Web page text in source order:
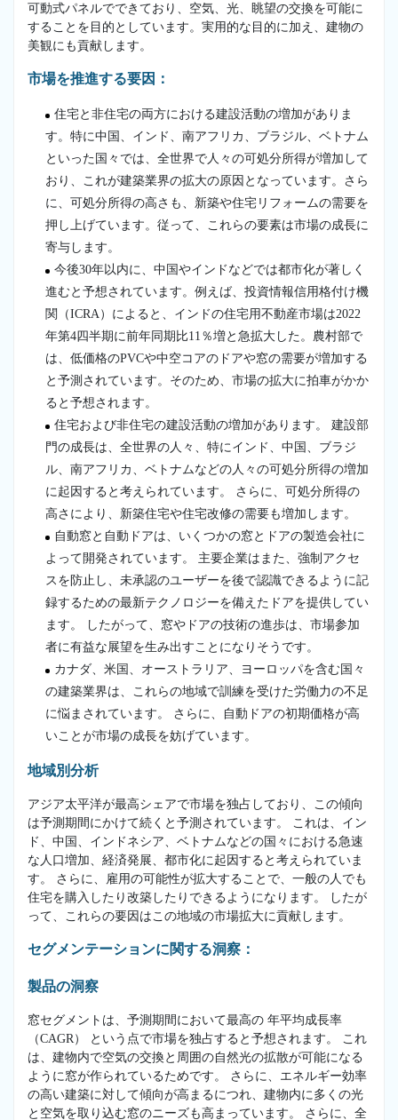
可動式パネルでできており、空気、光、眺望の交換を可能に
することを目的としています。実用的な目的に加え、建物の
美観にも貢献します。
市場を推進する要因：
住宅と非住宅の両方における建設活動の増加がありま
す。特に中国、インド、南アフリカ、ブラジル、ベトナム
といった国々では、全世界で人々の可処分所得が増加して
おり、これが建築業界の拡大の原因となっています。さら
に、可処分所得の高さも、新築や住宅リフォームの需要を
押し上げています。従って、これらの要素は市場の成長に
寄与します。
今後30年以内に、中国やインドなどでは都市化が著しく
進むと予想されています。例えば、投資情報信用格付け機
関（ICRA）によると、インドの住宅用不動産市場は2022
年第4四半期に前年同期比11％増と急拡大した。農村部で
は、低価格のPVCや中空コアのドアや窓の需要が増加する
と予測されています。そのため、市場の拡大に拍車がかか
ると予想されます。
住宅および非住宅の建設活動の増加があります。 建設部
門の成長は、全世界の人々、特にインド、中国、ブラジ
ル、南アフリカ、ベトナムなどの人々の可処分所得の増加
に起因すると考えられています。 さらに、可処分所得の
高さにより、新築住宅や住宅改修の需要も増加します。
自動窓と自動ドアは、いくつかの窓とドアの製造会社に
よって開発されています。 主要企業はまた、強制アクセ
スを防止し、未承認のユーザーを後で認識できるように記
録するための最新テクノロジーを備えたドアを提供してい
ます。 したがって、窓やドアの技術の進歩は、市場参加
者に有益な展望を生み出すことになりそうです。
カナダ、米国、オーストラリア、ヨーロッパを含む国々
の建築業界は、これらの地域で訓練を受けた労働力の不足
に悩まされています。 さらに、自動ドアの初期価格が高
いことが市場の成長を妨げています。
地域別分析
アジア太平洋が最高シェアで市場を独占しており、この傾向
は予測期間にかけて続くと予測されています。 これは、イン
ド、中国、インドネシア、ベトナムなどの国々における急速
な人口増加、経済発展、都市化に起因すると考えられていま
す。 さらに、雇用の可能性が拡大することで、一般の人でも
住宅を購入したり改築したりできるようになります。 したが
って、これらの要因はこの地域の市場拡大に貢献します。
セグメンテーションに関する洞察：
製品の洞察
窓セグメントは、予測期間において最高の 年平均成長率
（CAGR） という点で市場を独占すると予想されます。 これ
は、建物内で空気の交換と周囲の自然光の拡散が可能になる
ように窓が作られているためです。 さらに、エネルギー効率
の高い建築に対して傾向が高まるにつれ、建物内に多くの光
と空気を取り込む窓のニーズも高まっています。 さらに、全